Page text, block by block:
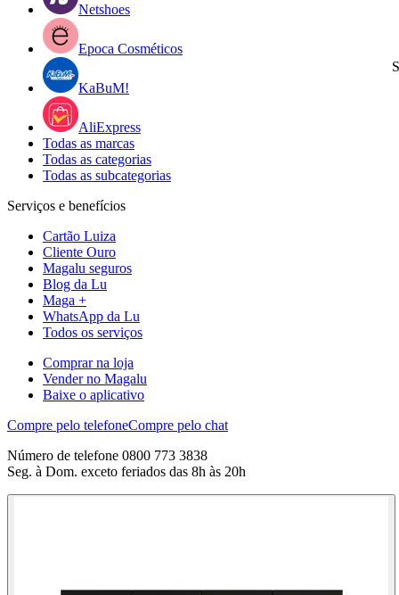
Netshoes
Epoca Cosméticos
KaBuM!
AliExpress
Todas as marcas
Todas as categorias
Todas as subcategorias
Serviços e benefícios
Cartão Luiza
Cliente Ouro
Magalu seguros
Blog da Lu
Maga +
WhatsApp da Lu
Todos os serviços
Comprar na loja
Vender no Magalu
Baixe o aplicativo
Compre pelo telefoneCompre pelo chat
Número de telefone 0800 773 3838
Seg. à Dom. exceto feriados das 8h às 20h